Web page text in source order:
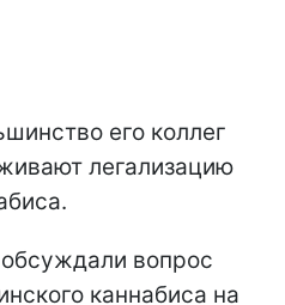
его коллег
легализацию
вопрос
каннабиса на